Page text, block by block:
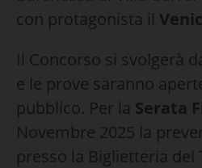
con protagonista il
Il Concorso si svolgerà
e le prove saranno
pubblico. Per la Serata
Novembre 2025 la
presso la Biglietteria del